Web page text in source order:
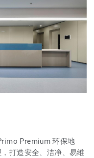
Premium 环保地
打造安全、洁净、易维